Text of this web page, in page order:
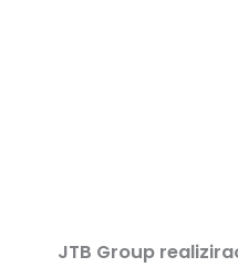
JTB Group